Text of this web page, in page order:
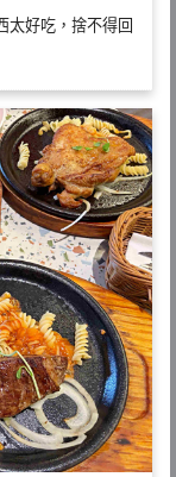
太好吃，捨不得回